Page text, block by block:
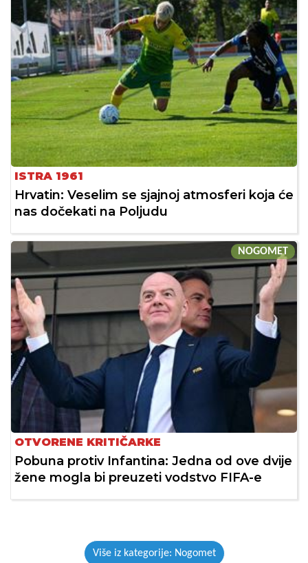
ISTRA 1961
Hrvatin: Veselim se sjajnoj atmosferi koja će
nas dočekati na Poljudu
NOGOMET
OTVORENE KRITIČARKE
Pobuna protiv Infantina: Jedna od ove dvije
žene mogla bi preuzeti vodstvo FIFA-e
Više iz kategorije: Nogomet